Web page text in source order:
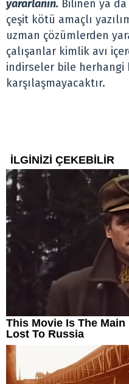
yararlanın. Bilinen ya
çeşit kötü amaçlı
uzman çözümlerden
çalışanlar kimlik avı
indirseler bile herhangi
karşılaşmayacaktır.